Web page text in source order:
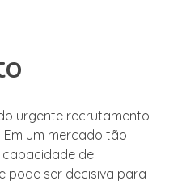
urgente recrutamento
um mercado tão
de
pode ser decisiva para